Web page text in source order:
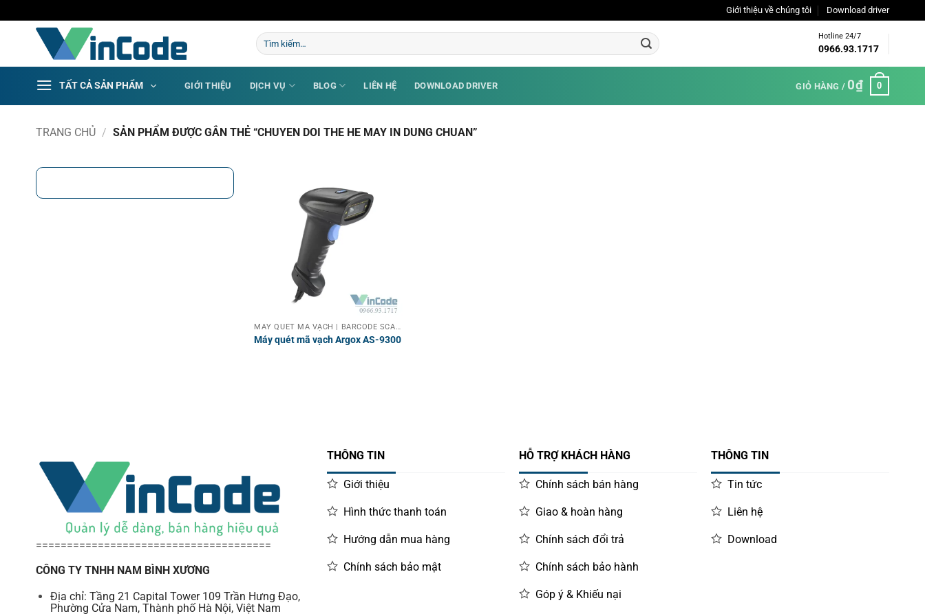
qua
Giới thiệu về chúng tôi Download driver
Tìm
kiếm:
Hotline 24/7
0966.93.1717
TẤT CẢ SẢN PHẨM GIỚI THIỆU DỊCH VỤ BLOG LIÊN HỆ DOWNLOAD DRIVER GIỎ HÀNG / 0₫ 0
TRANG CHỦ / SẢN PHẨM ĐƯỢC GẮN THẺ “CHUYEN DOI THE HE MAY IN DUNG CHUAN”
MÁY QUÉT MÃ VẠCH | BARCODE SCANNER
Máy quét mã vạch Argox AS-9300
======================================
CÔNG TY TNHH NAM BÌNH XƯƠNG
Địa chỉ: Tầng 21 Capital Tower 109 Trần Hưng Đạo,
Phường Cửa Nam, Thành phố Hà Nội, Việt Nam
THÔNG TIN
Giới thiệu
Hình thức thanh toán
Hướng dẫn mua hàng
Chính sách bảo mật
HỖ TRỢ KHÁCH HÀNG
Chính sách bán hàng
Giao & hoàn hàng
Chính sách đổi trả
Chính sách bảo hành
Góp ý & Khiếu nại
THÔNG TIN
Tin tức
Liên hệ
Download